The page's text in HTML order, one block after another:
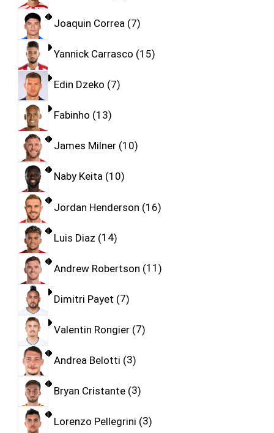
Joaquin Correa 7
Yannick Carrasco 15
Edin Dzeko 7
Fabinho 13
James Milner 10
Naby Keita 10
Jordan Henderson 16
Luis Diaz 14
Andrew Robertson 11
Dimitri Payet 7
Valentin Rongier 7
Andrea Belotti 3
Bryan Cristante 3
Lorenzo Pellegrini 3